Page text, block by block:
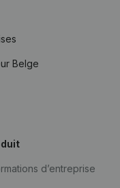
Belge
d’entreprise